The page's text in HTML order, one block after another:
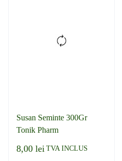
Susan Seminte 300Gr
Tonik Pharm
8,00 lei TVA INCLUS